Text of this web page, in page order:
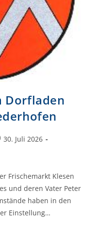
Dorfladen
30. Juli 2026
Frischemarkt Klesen
und deren Vater Peter
haben in den
Einstellung…